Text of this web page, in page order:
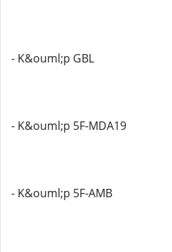
- K&ouml;p GBL
- K&ouml;p 5F-MDA19
- K&ouml;p 5F-AMB